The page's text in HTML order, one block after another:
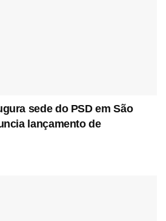
sede do PSD em São
lançamento de